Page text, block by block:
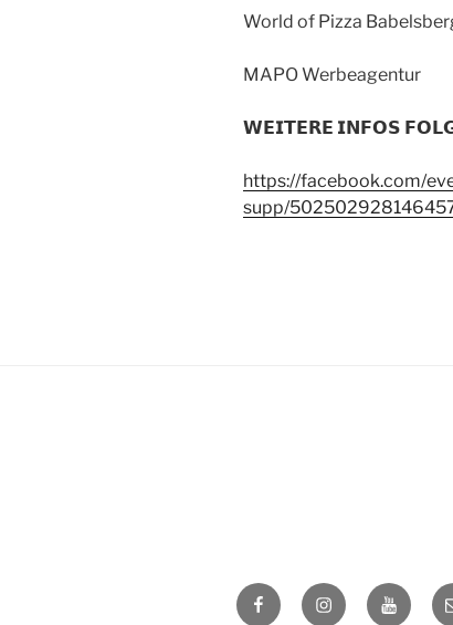
World of Pizza
MAPO Werbeagentur
𝗪𝗘𝗜𝗧𝗘𝗥𝗘 𝗜𝗡𝗙𝗢𝗦
https://facebook.com/
supp/
FacebookInstagramYoutube